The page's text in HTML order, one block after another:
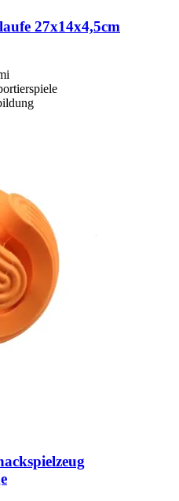
27x14x4,5cm